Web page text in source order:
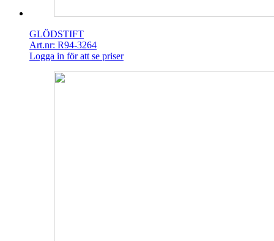
GLÖDSTIFT
Art.nr: R94-3264
Logga in för att se priser